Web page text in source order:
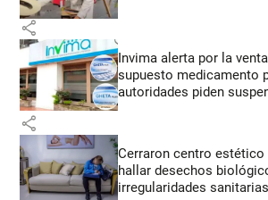
share
Invima alerta por la
supuesto medicamento
autoridades piden
share
Cerraron centro estético
hallar desechos
irregularidades sanitarias